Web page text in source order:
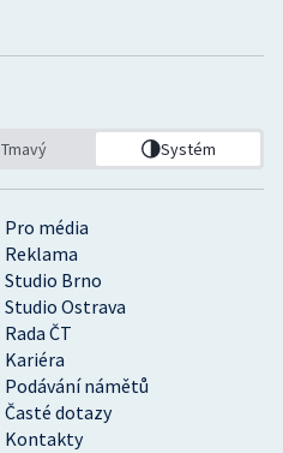
Pro média
Reklama
Studio Brno
Studio Ostrava
Rada ČT
Kariéra
Podávání námětů
Časté dotazy
Kontakty
Tmavý Systém